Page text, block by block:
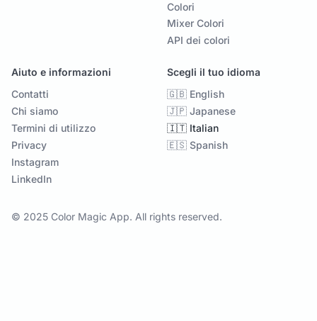
Colori
Mixer Colori
API dei colori
Aiuto e informazioni
Contatti
Chi siamo
Termini di utilizzo
Privacy
Instagram
LinkedIn
Scegli il tuo idioma
🇬🇧 English
🇯🇵 Japanese
🇮🇹 Italian
🇪🇸 Spanish
© 2025 Color Magic App. All rights reserved.